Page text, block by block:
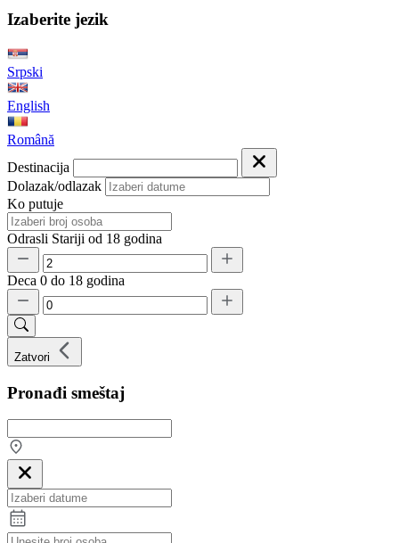
Izaberite jezik
Srpski
English
Română
Destinacija
Dolazak/odlazak
Ko putuje
Odrasli Stariji od 18 godina
Deca 0 do 18 godina
Zatvori
Pronađi smeštaj